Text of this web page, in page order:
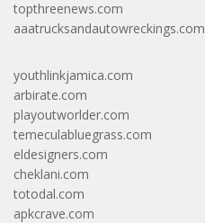
topthreenews.com
aaatrucksandautowreckings.com
youthlinkjamica.com
arbirate.com
playoutworlder.com
temeculabluegrass.com
eldesigners.com
cheklani.com
totodal.com
apkcrave.com